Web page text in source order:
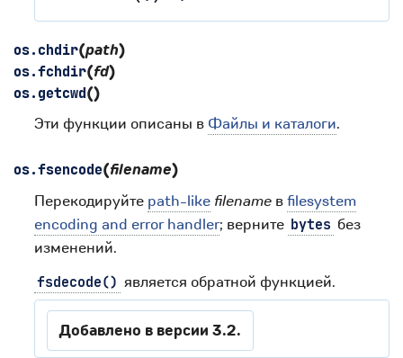
os. chdir(path)
os.fchdir(fd)
os. getcwd()
Эти функции описаны в Файлы и каталоги.
os.fsencode(filename)
Перекодируйте path-like filename вfilesystem
encoding and error handler; верните bytes без
изменений.
fsdecode() является обратной функцией.
Добавлено в версии 3.2.